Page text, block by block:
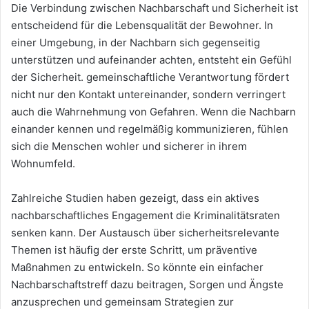
Die Verbindung zwischen Nachbarschaft und Sicherheit ist
entscheidend für die Lebensqualität der Bewohner. In
einer Umgebung, in der Nachbarn sich gegenseitig
unterstützen und aufeinander achten, entsteht ein Gefühl
der Sicherheit. gemeinschaftliche Verantwortung fördert
nicht nur den Kontakt untereinander, sondern verringert
auch die Wahrnehmung von Gefahren. Wenn die Nachbarn
einander kennen und regelmäßig kommunizieren, fühlen
sich die Menschen wohler und sicherer in ihrem
Wohnumfeld.
Zahlreiche Studien haben gezeigt, dass ein aktives
nachbarschaftliches Engagement die Kriminalitätsraten
senken kann. Der Austausch über sicherheitsrelevante
Themen ist häufig der erste Schritt, um präventive
Maßnahmen zu entwickeln. So könnte ein einfacher
Nachbarschaftstreff dazu beitragen, Sorgen und Ängste
anzusprechen und gemeinsam Strategien zur